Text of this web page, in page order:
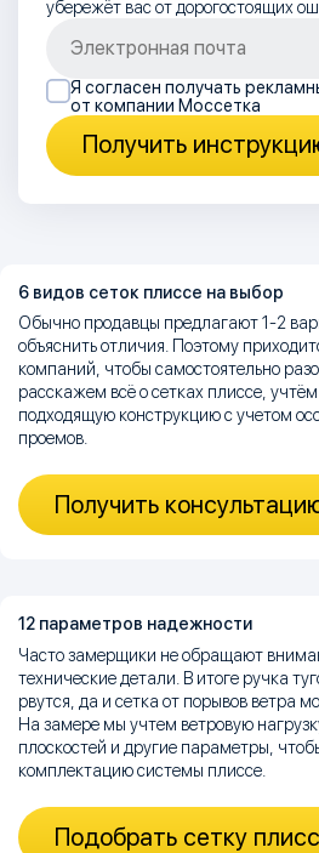
убережёт вас от дорогостоящих
Я согласен получать
от компании Моссетка
Получить
6 видов сеток плиссе на выбор
Обычно продавцы предлагают 1-2
объяснить отличия. Поэтому
компаний, чтобы самостоятельно
расскажем всё о сетках плиссе,
подходящую конструкцию с учетом
проемов.
Получить
12 параметров надежности
Часто замерщики не обращают
технические детали. В итоге ручка
рвутся, да и сетка от порывов ветра
На замере мы учтем ветровую
плоскостей и другие параметры,
комплектацию системы плиссе.
Подобрать сетку